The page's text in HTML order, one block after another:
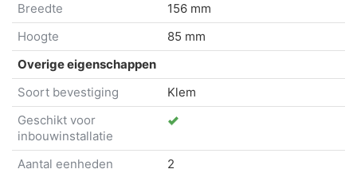
Breedte
156 mm
Hoogte
85 mm
Overige eigenschappen
Soort bevestiging
Klem
Geschikt voor
inbouwinstallatie
Aantal eenheden
2